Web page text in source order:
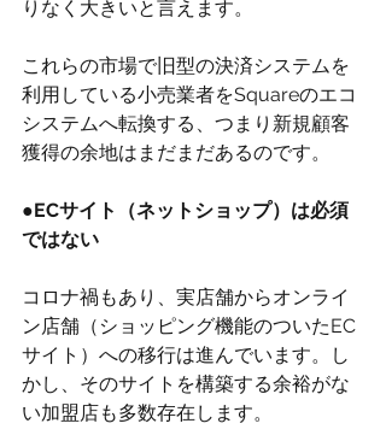
りなく大きいと言えます。
これらの市場で旧型の決済システムを
利用している小売業者をSquareのエコ
システムへ転換する、つまり新規顧客
獲得の余地はまだまだあるのです。
●ECサイト（ネットショップ）は必須
ではない
コロナ禍もあり、実店舗からオンライ
ン店舗（ショッピング機能のついたEC
サイト）への移行は進んでいます。し
かし、そのサイトを構築する余裕がな
い加盟店も多数存在します。